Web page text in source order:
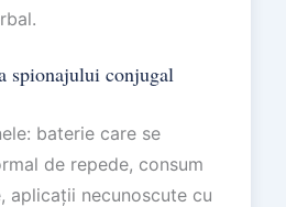
spionajului conjugal
baterie care se
de repede, consum
aplicații necunoscute cu